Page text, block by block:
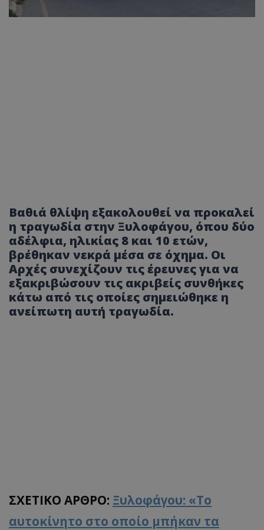
Βαθιά θλίψη εξακολουθεί να προκαλεί
η τραγωδία στην Ξυλοφάγου, όπου δύο
αδέλφια, ηλικίας 8 και 10 ετών,
βρέθηκαν νεκρά μέσα σε όχημα. Οι
Αρχές συνεχίζουν τις έρευνες για να
εξακριβώσουν τις ακριβείς συνθήκες
κάτω από τις οποίες σημειώθηκε η
ανείπωτη αυτή τραγωδία.
ΣΧΕΤΙΚΟ ΑΡΘΡΟ: Ξυλοφάγου: «Το
αυτοκίνητο στο οποίο μπήκαν τα